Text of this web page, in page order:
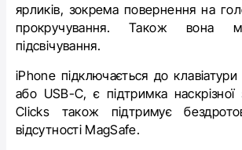
ярликів, зокрема повернення на
прокручування. Також вона
підсвічування.
‌iPhone‌ підключається до
або USB-C, є підтримка
Clicks також підтримує
відсутності MagSafe.